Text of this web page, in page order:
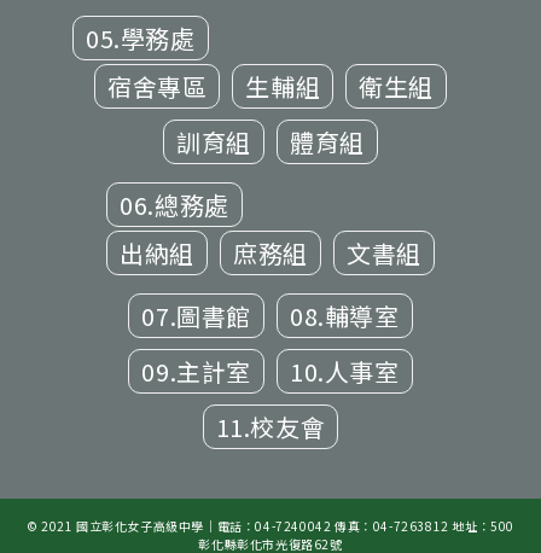
05.學務處
宿舍專區
生輔組
衛生組
訓育組
體育組
06.總務處
出納組
庶務組
文書組
07.圖書館
08.輔導室
09.主計室
10.人事室
11.校友會
© 2021 國立彰化女子高級中學｜電話：04-7240042 傳真：04-7263812 地址：500
彰化縣彰化市光復路62號